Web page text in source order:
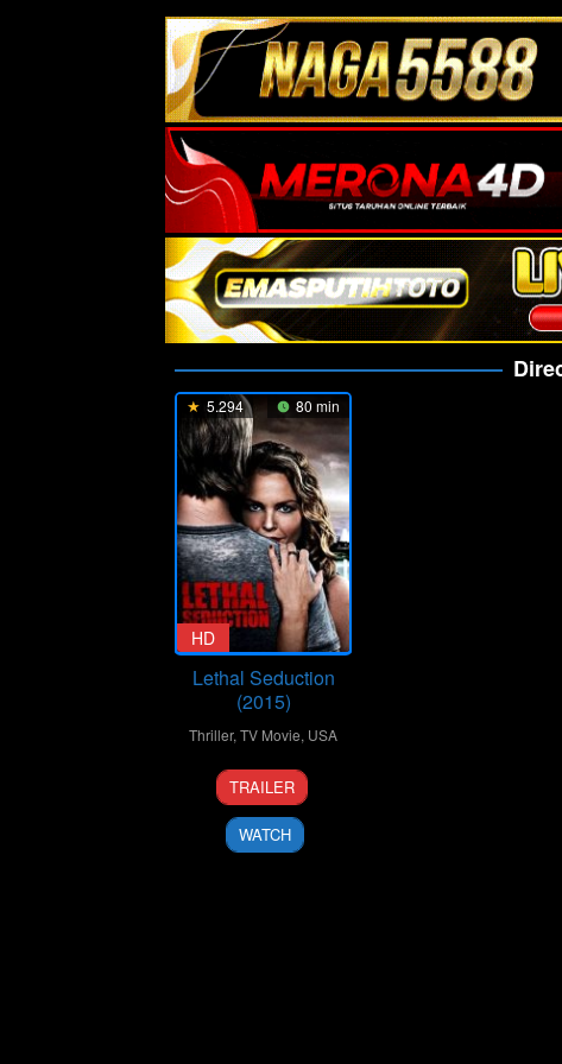
5.294 80 min
HD
Lethal Seduction
(2015)
Thriller, TV Movie, USA
11
Jul
2015
Nancy
Leopardi
TRAILER
WATCH